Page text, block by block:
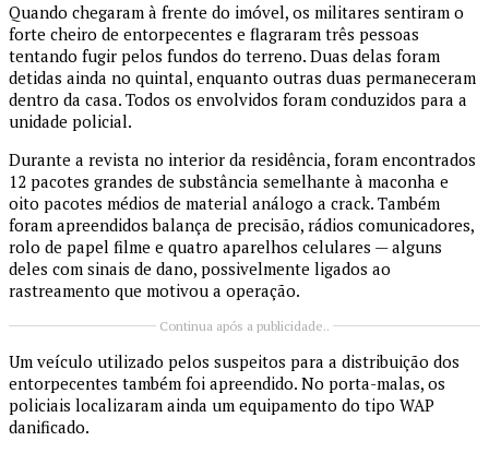
Quando chegaram à frente do imóvel, os militares sentiram o
forte cheiro de entorpecentes e flagraram três pessoas
tentando fugir pelos fundos do terreno. Duas delas foram
detidas ainda no quintal, enquanto outras duas permaneceram
dentro da casa. Todos os envolvidos foram conduzidos para a
unidade policial.
Durante a revista no interior da residência, foram encontrados
12 pacotes grandes de substância semelhante à maconha e
oito pacotes médios de material análogo a crack. Também
foram apreendidos balança de precisão, rádios comunicadores,
rolo de papel filme e quatro aparelhos celulares — alguns
deles com sinais de dano, possivelmente ligados ao
rastreamento que motivou a operação.
Continua após a publicidade..
Um veículo utilizado pelos suspeitos para a distribuição dos
entorpecentes também foi apreendido. No porta-malas, os
policiais localizaram ainda um equipamento do tipo WAP
danificado.